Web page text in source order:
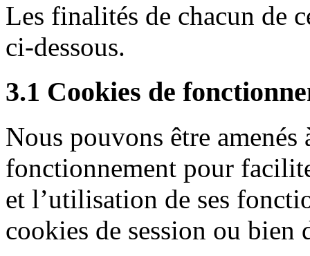
Les finalités de chacun de
ci-dessous.
3.1 Cookies de
Nous pouvons être
fonctionnement pour
et l’utilisation de ses
cookies de session ou